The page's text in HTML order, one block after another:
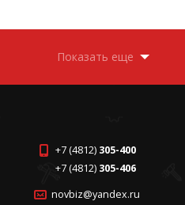
Показать еще
+7 (4812) 305-400
+7 (4812) 305-406
novbiz@yandex.ru